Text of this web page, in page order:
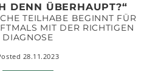
DENN ÜBERHAUPT?“
TEILHABE BEGINNT FÜR
MIT DER RICHTIGEN
DIAGNOSE
28.11.2023